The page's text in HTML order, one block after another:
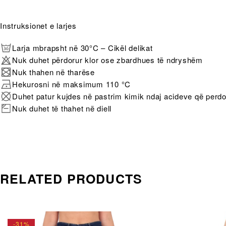
Instruksionet e larjes
Larja mbrapsht në 30°C – Cikël delikat
Nuk duhet përdorur klor ose zbardhues të ndryshëm
Nuk thahen në tharëse
Hekurosni në maksimum 110 °C
Duhet patur kujdes në pastrim kimik ndaj acideve që
Nuk duhet të thahet në diell
RELATED PRODUCTS
-31%